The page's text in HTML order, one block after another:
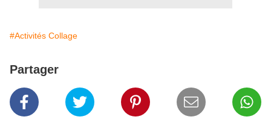
#Activités Collage
Partager